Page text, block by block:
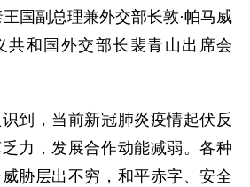
国副总理兼外交部长敦·帕马威
共和国外交部长裴青山出席会
，当前新冠肺炎疫情起伏反
力，发展合作动能减弱。各种
胁层出不穷，和平赤字、安全